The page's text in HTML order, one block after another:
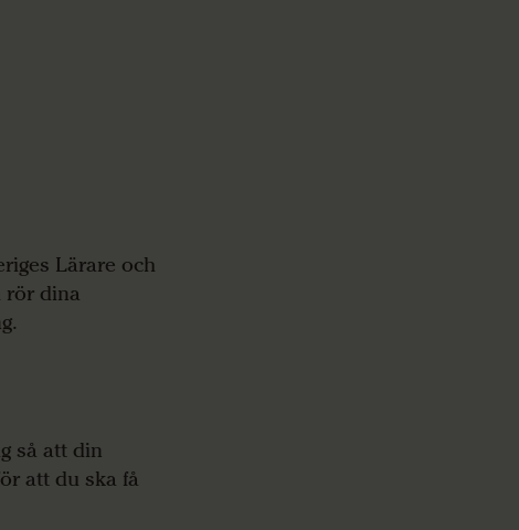
Lärare och
rör dina
så att din
att du ska få